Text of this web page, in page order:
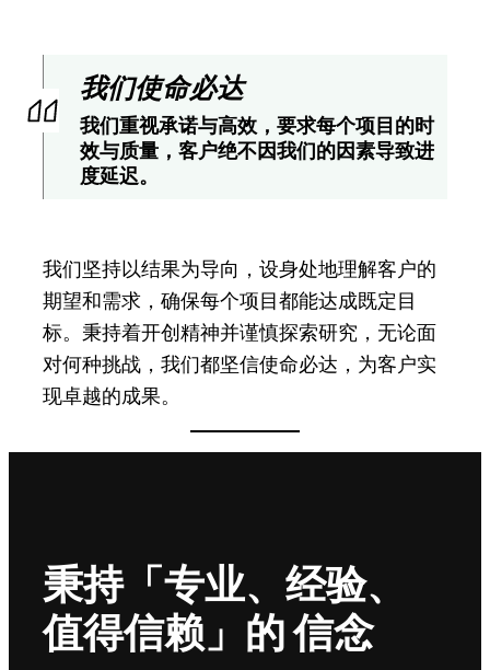
我们使命必达
我们重视承诺与高效，要求每个项目的时
效与质量，客户绝不因我们的因素导致进
度延迟。
我们坚持以结果为导向，设身处地理解客户的
期望和需求，确保每个项目都能达成既定目
标。秉持着开创精神并谨慎探索研究，无论面
对何种挑战，我们都坚信使命必达，为客户实
现卓越的成果。
秉持「专业、经验、
值得信赖」的 信念